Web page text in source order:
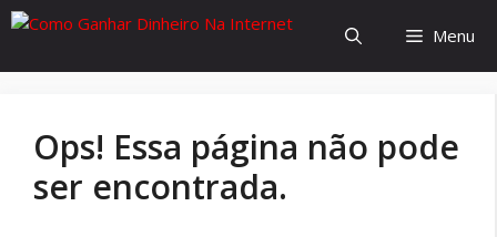
Menu
Ops! Essa página não pode
ser encontrada.